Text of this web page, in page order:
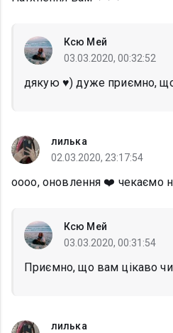
Ксю Мей
03.03.2020, 00:32:52
дякую ♥️) дуже приємно,
лилька
02.03.2020, 23:17:54
оооо, оновлення ❤️ чекаємо
Ксю Мей
03.03.2020, 00:31:54
Приємно, що вам цікаво
лилька